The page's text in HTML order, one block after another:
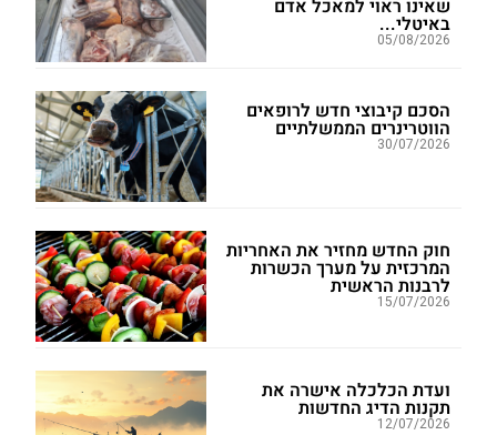
שאינו ראוי למאכל אדם
באיטלי...
05/08/2026
הסכם קיבוצי חדש לרופאים
הווטרינרים הממשלתיים
30/07/2026
חוק החדש מחזיר את האחריות
המרכזית על מערך הכשרות
לרבנות הראשית
15/07/2026
ועדת הכלכלה אישרה את
תקנות הדיג החדשות
12/07/2026